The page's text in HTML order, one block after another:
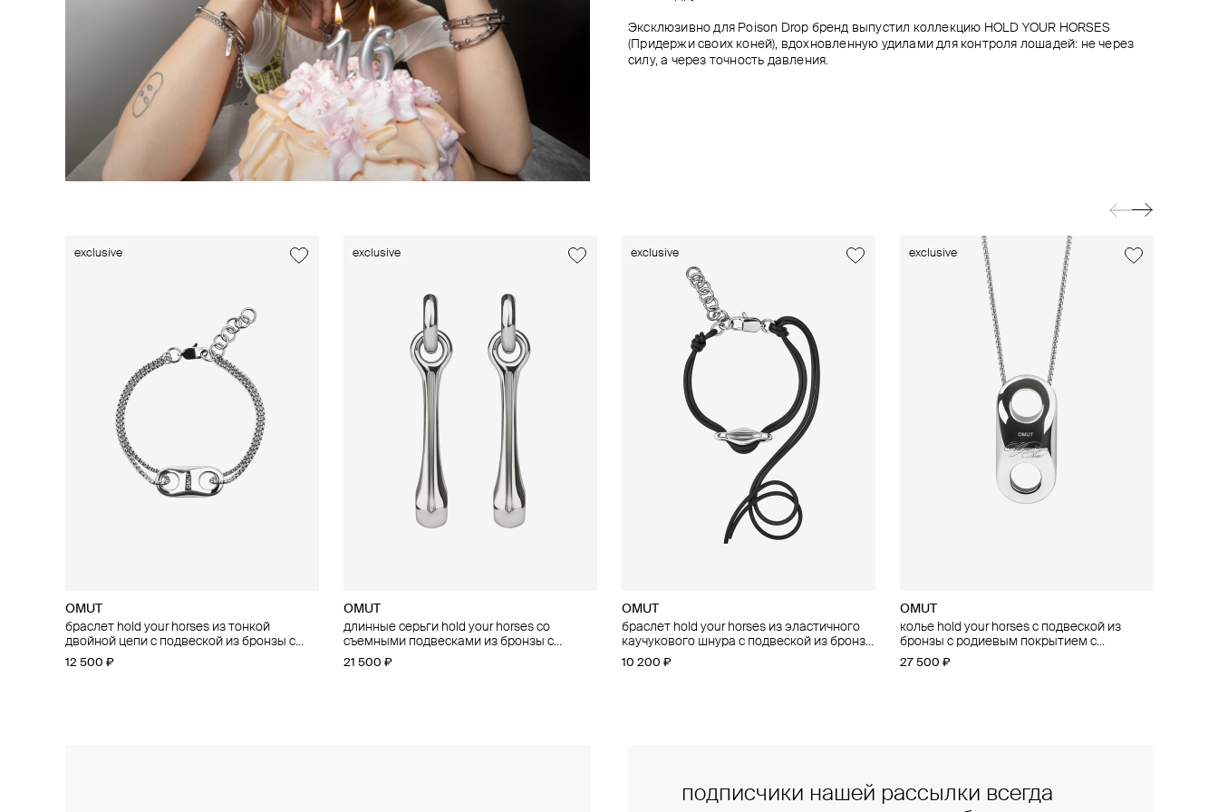
Эксклюзивно для Poison Drop бренд выпустил коллекцию HOLD YOUR HORSES
(Придержи своих коней), вдохновленную удилами для контроля лошадей: не через
силу, а через точность давления.
exclusive
OMUT
браслет hold your horses из тонкой
двойной цепи с подвеской из бронзы с
родиевым покрытием
12 500 ₽
exclusive
OMUT
длинные серьги hold your horses со
съемными подвесками из бронзы с
родиевым покрытием
21 500 ₽
exclusive
OMUT
браслет hold your horses из эластичного
каучукового шнура с подвеской из бронзы
с родиевым покрытием
10 200 ₽
exclusive
OMUT
колье hold your horses с подвеской из
бронзы с родиевым покрытием с
гравировкой
27 500 ₽
exclusive
OMUT
чокер hold your horses из эластичного
каучукового шнура с подвеской из бронзы
с родиевым покрытием
10 800 ₽
exclusive
OMUT
чокер hold your horses из двойной цепи с
подвижной подвеской из бронзы с
родиевым покрытием
29 500 ₽
exclusive
OMUT
чокер hold your horses из эластичного
каучукового шнура с подвижной
подвеской из бронзы с родиевым
28 500 ₽
подписчики нашей рассылки всегда